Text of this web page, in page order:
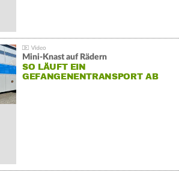
Mini-Knast auf Rädern
SO LÄUFT EIN
GEFANGENENTRANSPORT AB